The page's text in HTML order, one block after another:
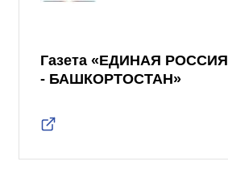
Газета «ЕДИНАЯ РОССИЯ
- БАШКОРТОСТАН»